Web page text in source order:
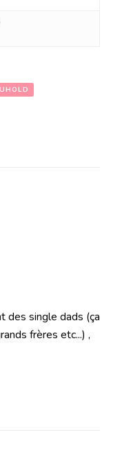
des single dads (ça
frères etc...) ,